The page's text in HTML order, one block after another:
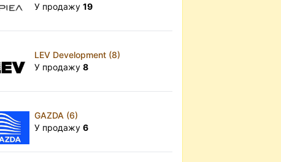
У продажу19
LEV Development (8)
У продажу8
GAZDA (6)
У продажу6